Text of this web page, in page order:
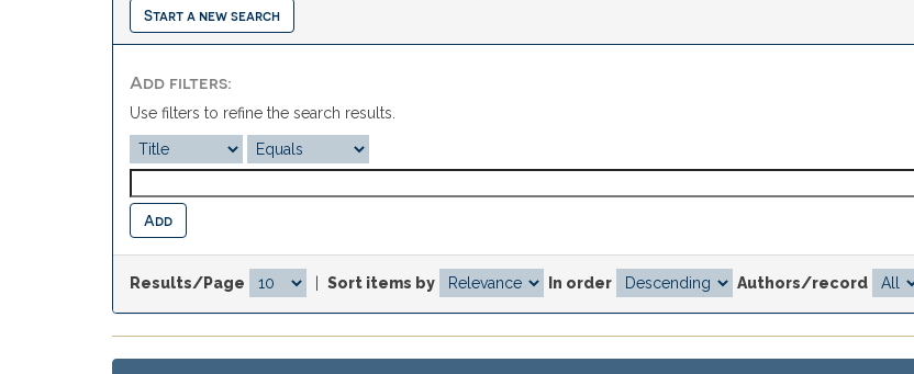
Start a new search
Add filters:
Use filters to refine the search results.
Results/Page Sort items by In order Authors/record